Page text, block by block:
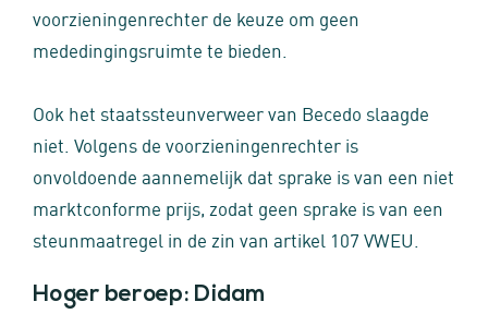
voorzieningenrechter de keuze om geen
mededingingsruimte te bieden.
Ook het staatssteunverweer van Becedo slaagde
niet. Volgens de voorzieningenrechter is
onvoldoende aannemelijk dat sprake is van een niet
marktconforme prijs, zodat geen sprake is van een
steunmaatregel in de zin van artikel 107 VWEU.
Hoger beroep: Didam